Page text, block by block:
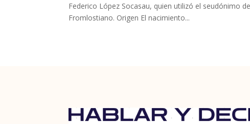
Federico López Socasau, quien utilizó el seudónimo
Fromlostiano. Origen El nacimiento...